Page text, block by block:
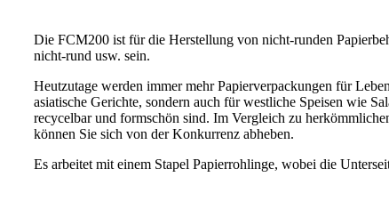
Die FCM200 ist für die Herstellung von nicht-runden
nicht-rund usw. sein.
Heutzutage werden immer mehr Papierverpackungen für
asiatische Gerichte, sondern auch für westliche Speisen wie
recycelbar und formschön sind. Im Vergleich zu
können Sie sich von der Konkurrenz abheben.
Es arbeitet mit einem Stapel Papierrohlinge, wobei die